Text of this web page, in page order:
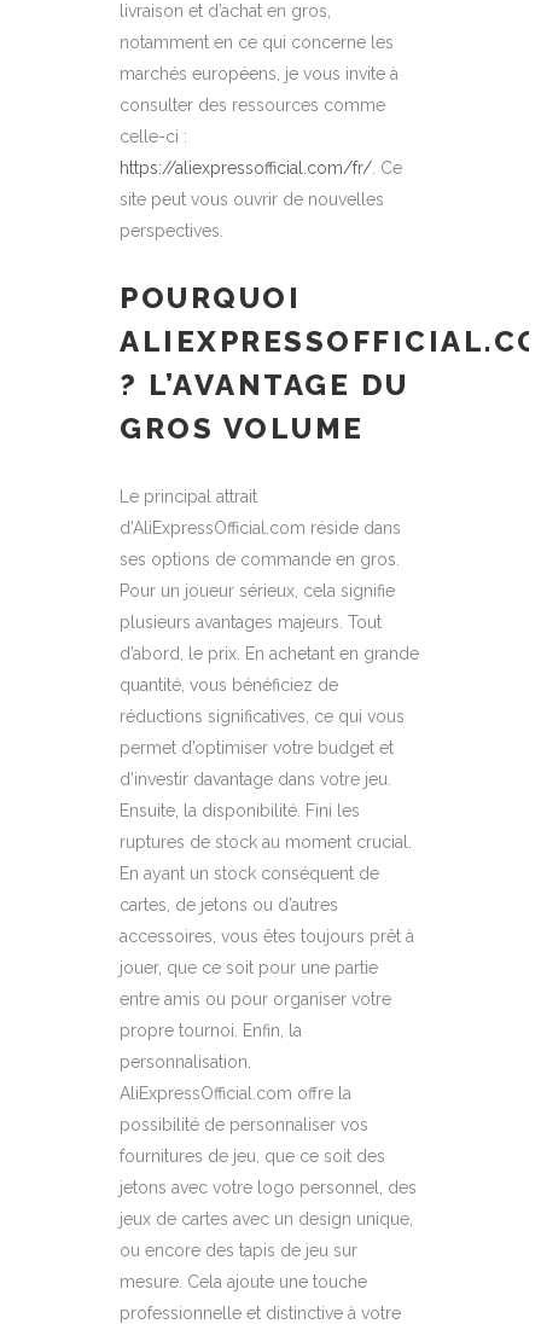
livraison et d’achat en gros,
notamment en ce qui concerne les
marchés européens, je vous invite à
consulter des ressources comme
celle-ci :
https://aliexpressofficial.com/fr/ . Ce
site peut vous ouvrir de nouvelles
perspectives.
POURQUOI
? L’AVANTAGE DU
GROS VOLUME
Le principal attrait
d’AliExpressOfficial.com réside dans
ses options de commande en gros.
Pour un joueur sérieux, cela signifie
plusieurs avantages majeurs. Tout
d’abord, le prix. En achetant en grande
quantité, vous bénéficiez de
réductions significatives, ce qui vous
permet d’optimiser votre budget et
d’investir davantage dans votre jeu.
Ensuite, la disponibilité. Fini les
ruptures de stock au moment crucial.
En ayant un stock conséquent de
cartes, de jetons ou d’autres
accessoires, vous êtes toujours prêt à
jouer, que ce soit pour une partie
entre amis ou pour organiser votre
propre tournoi. Enfin, la
personnalisation.
AliExpressOfficial.com offre la
possibilité de personnaliser vos
fournitures de jeu, que ce soit des
jetons avec votre logo personnel, des
jeux de cartes avec un design unique,
ou encore des tapis de jeu sur
mesure. Cela ajoute une touche
professionnelle et distinctive à votre